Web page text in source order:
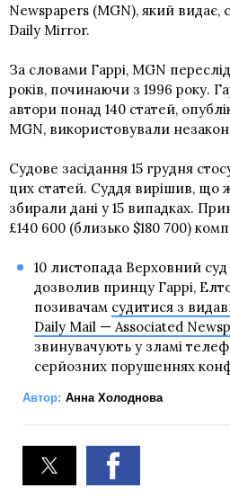
Newspapers (MGN), який видає,
Daily Mirror.
За словами Гаррі, MGN
років, починаючи з 1996 року.
автори понад 140 статей,
MGN, використовували
Судове засідання 15 грудня
цих статей. Суддя вирішив, що
збирали дані у 15 випадках.
£140 600 (близько $180 700)
10 листопада Верховний
дозволив принцу Гаррі,
позивачам судитися з
Daily Mail — Associated
звинувачують у зламі
серйозних порушеннях
Автор: Анна Холоднова